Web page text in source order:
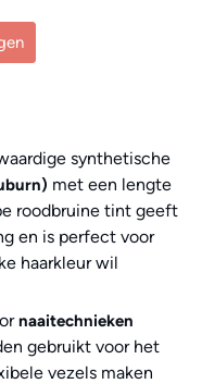
synthetische
met een lengte
roodbruine tint geeft
en is perfect voor
haarkleur wil
naaitechnieken
gebruikt voor het
vezels maken